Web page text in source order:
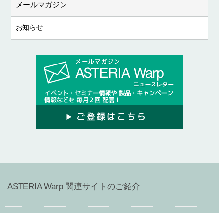
メールマガジン
お知らせ
ASTERIA Warp 関連サイトのご紹介